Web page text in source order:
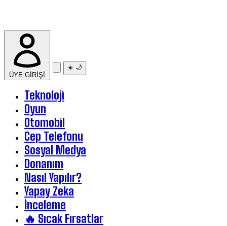
ÜYE GİRİŞİ
☀️ 🌙
Teknoloji
Oyun
Otomobil
Cep Telefonu
Sosyal Medya
Donanım
Nasıl Yapılır?
Yapay Zeka
İnceleme
🔥 Sıcak Fırsatlar